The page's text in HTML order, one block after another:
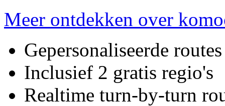
Meer ontdekken over
Gepersonaliseerde
Inclusief 2 gratis regio's
Realtime turn-by-turn